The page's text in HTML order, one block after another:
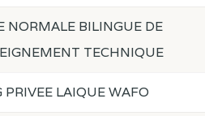
NORMALE BILINGUE DE
TECHNIQUE
PRIVEE LAIQUE WAFO